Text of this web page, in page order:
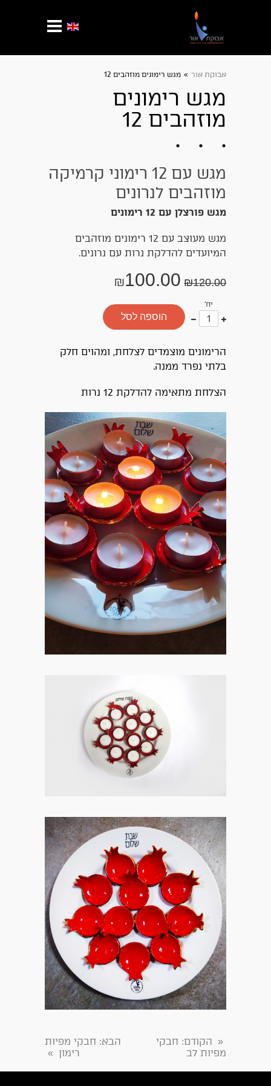
אבוקת אור » מגש רימונים מוזהבים 12
מגש רימונים
מוזהבים 12
מגש עם 12 רימוני קרמיקה
מוזהבים לנרונים
מגש פורצלן עם 12 רימונים
מגש מעוצב עם 12 רימונים מוזהבים
המיועדים להדלקת נרות עם נרונים.
₪120.00
₪100.00
יח'
עוד
אחד
פחות
אחד
הוספה לסל
הרימונים מוצמדים לצלחת, ומהוים חלק
בלתי נפרד ממנה.
הצלחת מתאימה להדלקת 12 נרות
« הקודם: חבקי
מפיות לב
הבא: חבקי מפיות
רימון
»